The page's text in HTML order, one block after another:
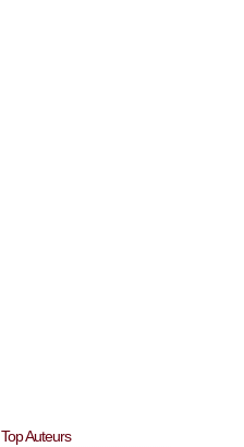
Top Auteurs